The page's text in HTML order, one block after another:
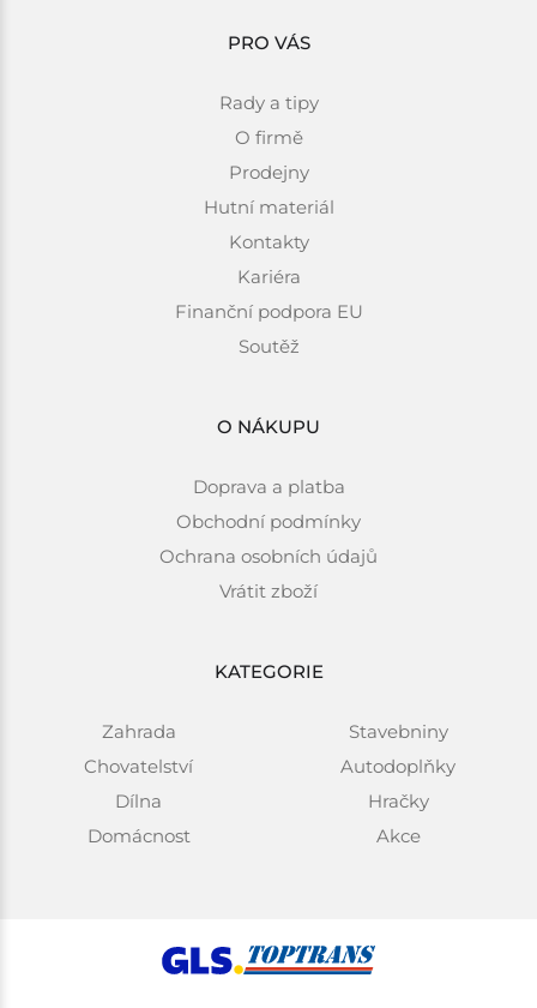
PRO VÁS
Rady a tipy
O firmě
Prodejny
Hutní materiál
Kontakty
Kariéra
Finanční podpora EU
Soutěž
O NÁKUPU
Doprava a platba
Obchodní podmínky
Ochrana osobních údajů
Vrátit zboží
KATEGORIE
Zahrada
Chovatelství
Dílna
Domácnost
Stavebniny
Autodoplňky
Hračky
Akce